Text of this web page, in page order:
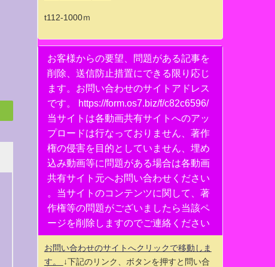
t112-1000ｍ
お客様からの要望、問題がある記事を
削除、送信防止措置にできる限り応じ
ます。お問い合わせのサイトアドレス
です。 https://form.os7.biz/f/c82c6596/
当サイトは各動画共有サイトへのアッ
プロードは行なっておりません、著作
権の侵害を目的としていません、埋め
込み動画等に問題がある場合は各動画
共有サイト元へお問い合わせください
。当サイトのコンテンツに関して、著
作権等の問題がございましたら当該ペ
ージを削除しますのでご連絡ください
お問い合わせのサイトへクリックで移動しま
す。
↓下記のリンク、ボタンを押すと問い合